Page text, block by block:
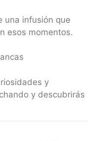
una infusión que
esos momentos.
y
y descubrirás